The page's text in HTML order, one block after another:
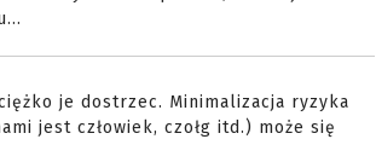
je dostrzec. Minimalizacja ryzyka
jest człowiek, czołg itd.) może się